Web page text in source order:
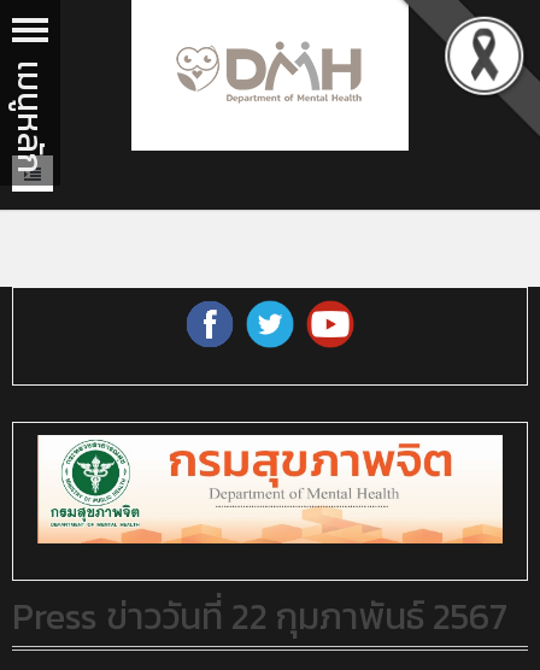
Press ข่าววันที่ 22 กุมภาพันธ์ 2567